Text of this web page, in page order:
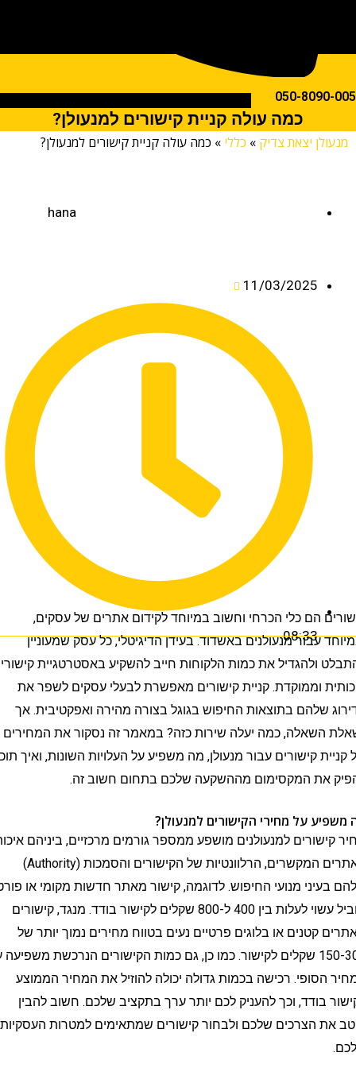
050-
כמה עולה קניית קישורים למנעולן?
יצאת צדיק »כללי»כמה עולה קניית קישורים למנעולן?
hana
11/03/2025
08:33
הם כלי הכרחי וחשוב במיוחד לקידום אתרים של עסקים,
עבור מנעולנים באשדוד. בעידן הדיגיטלי, כל עסק שמעוניין
ולהגדיל את כמות הלקוחות חייב להשקיע באסטרטגיית קישורים
וממוקדת. קניית קישורים מאפשרת לבעלי עסקים לשפר את
שלהם בתוצאות החיפוש בגוגל בצורה מהירה ואפקטיבית. אך
כמה יעלה שירות כזה? במאמר זה נסקור את המחירים
קישורים עבור מנעולן, מה משפיע על העלויות השונות, ואיך תוכלו
המקסימום מההשקעה שלכם בתחום חשוב זה.
על מחירי הקישורים למנעולן?
למנעולנים מושפע ממספר גורמים מרכזיים, ביניהם איכות
האתרים המקשרים, הרלוונטיות של הקישורים והסמכות (Authority)
מנועי החיפוש. לדוגמה, קישור מאתר חדשות מקומי או פורטל
מוביל עשוי לעלות בין 400 ל-800 שקלים לקישור בודד. מנגד, קישורים
או בלוגים פרטיים נעים בטווח מחירים נמוך יותר של
150-300 שקלים לקישור. כמו כן, גם כמות הקישורים הנרכשת משפיעה על
רכישה בכמות גדולה יכולה להוזיל את המחיר הממוצע
בודד, וכך להעניק לכם יותר ערך בתקציב שלכם. חשוב להבין
הצרכים שלכם ולבחור קישורים שמתאימים למטרות העסקיות